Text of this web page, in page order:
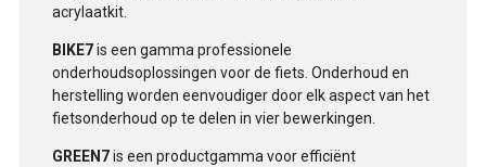
acrylaatkit.
BIKE7is een gamma professionele
onderhoudsoplossingen voor de fiets. Onderhoud en
herstelling worden eenvoudiger door elk aspect van het
fietsonderhoud op te delen in vier bewerkingen.
GREEN7is een productgamma voor efficiënt